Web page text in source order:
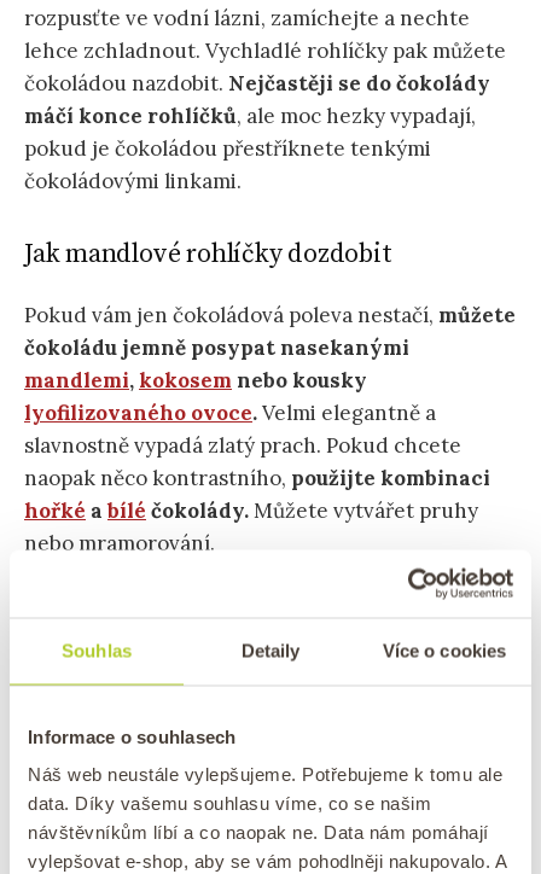
Souhlas Detaily Více o cookies
Informace o souhlasech
Náš web neustále vylepšujeme. Potřebujeme k tomu ale
data. Díky vašemu souhlasu víme, co se našim
návštěvníkům líbí a co naopak ne. Data nám pomáhají
vylepšovat e-shop, aby se vám pohodlněji nakupovalo. A
rozpusťte ve vodní lázni, zamíchejte a nechte
lehce zchladnout. Vychladlé rohlíčky pak můžete
čokoládou nazdobit. Nejčastěji se do čokolády
máčí konce rohlíčků, ale moc hezky vypadají,
pokud je čokoládou přestříknete tenkými
čokoládovými linkami.
Jak mandlové rohlíčky dozdobit
Pokud vám jen čokoládová poleva nestačí, můžete
čokoládu jemně posypat nasekanými
mandlemi, kokosem nebo kousky
lyofilizovaného ovoce.Velmi elegantně a
slavnostně vypadá zlatý prach. Pokud chcete
naopak něco kontrastního, použijte kombinaci
hořké abílé čokolády.Můžete vytvářet pruhy
nebo mramorování.
Jak uchovávat mandlové rohlíčky
chutnají po 2–3 dnech
propojí a rohlíčky získají vláčnost. Mandlové
rohlíčky uchovávejte v uzavíratelné dóze na
chladném a suchém místě. Takto uchované vám